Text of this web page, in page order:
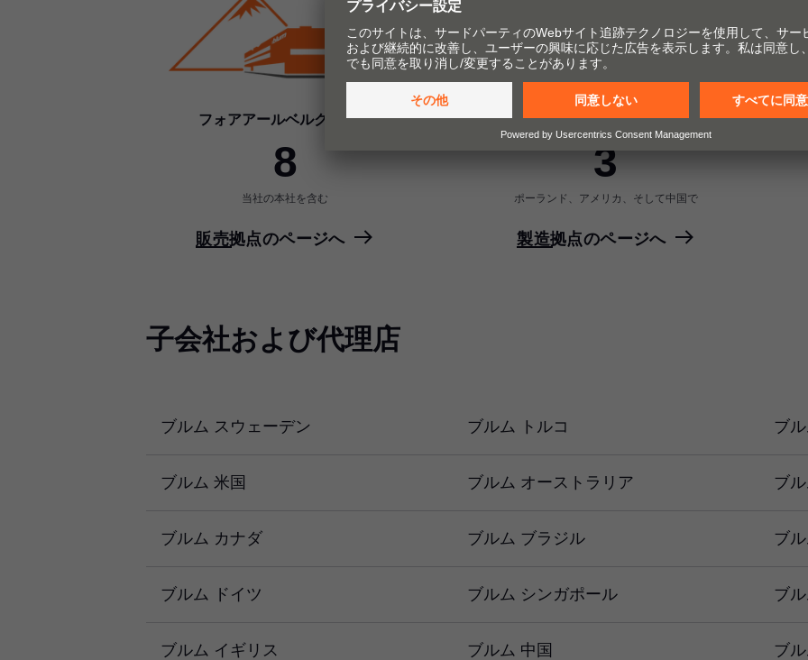
フォアアールベルクの工場
8
当社の本社を含む
販売拠点のページへ
その他の製造拠点
3
ポーランド、アメリカ、そして中国で
製造拠点のページへ
子会社および代理店
ブルム スウェーデン ブルム トルコ ブ
ブルム 米国 ブルム オーストラリア ブ
ブルム カナダ ブルム ブラジル ブ
ブルム ドイツ ブルム シンガポール ブ
ブルム イギリス ブルム 中国 ブ